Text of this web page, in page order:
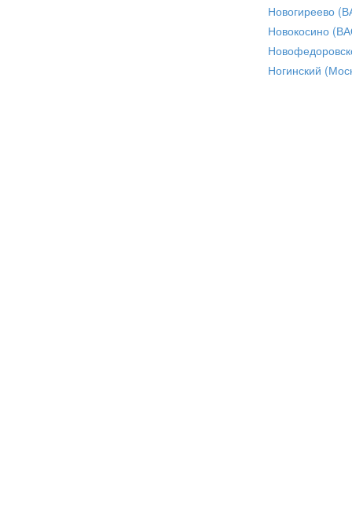
Новогиреево
Новокосино
Ногинский